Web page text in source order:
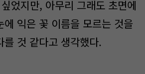
었지만, 아무리 그래도 초면에
에 익은 꽃 이름을 모르는 것을
를 것 같다고 생각했다.